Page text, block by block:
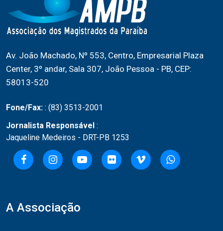
Av. João Machado, Nº 553, Centro, Empresarial Plaza
Center, 3º andar, Sala 307, João Pessoa - PB, CEP:
58013-520
Fone/Fax: : (83) 3513-2001
Jornalista Responsável :
Jaqueline Medeiros - DRT-PB 1253
A Associação